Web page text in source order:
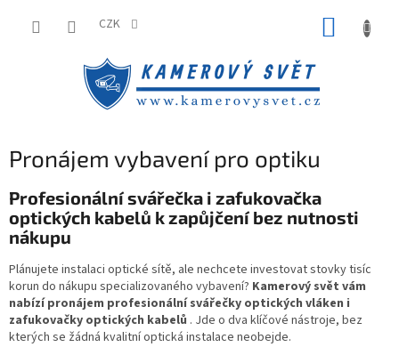
CZK
Pronájem vybavení pro optiku
Profesionální svářečka i zafukovačka
optických kabelů k zapůjčení bez nutnosti
nákupu
Plánujete instalaci optické sítě, ale nechcete investovat stovky tisíc
korun do nákupu specializovaného vybavení? Kamerový svět vám
nabízí pronájem profesionální svářečky optických vláken i
zafukovačky optických kabelů . Jde o dva klíčové nástroje, bez
kterých se žádná kvalitní optická instalace neobejde.